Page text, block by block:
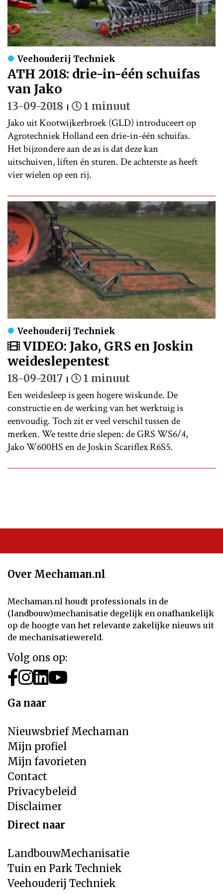
Veehouderij Techniek
ATH 2018: drie-in-één schuifas
van Jako
13-09-2018 1 minuut
Jako uit Kootwijkerbroek (GLD) introduceert op
Agrotechniek Holland een drie-in-één schuifas.
Het bijzondere aan de as is dat deze kan
uitschuiven, liften én sturen. De achterste as heeft
vier wielen op een rij.
Veehouderij Techniek
VIDEO: Jako, GRS en Joskin
weideslepentest
18-09-2017 1 minuut
Een weidesleep is geen hogere wiskunde. De
constructie en de werking van het werktuig is
eenvoudig. Toch zit er veel verschil tussen de
merken. We testte drie slepen: de GRS WS6/4,
Jako W600HS en de Joskin Scariflex R6S5.
Over Mechaman.nl
Mechaman.nl houdt professionals in de
(landbouw)mechanisatie degelijk en onafhankelijk
op de hoogte van het relevante zakelijke nieuws uit
de mechanisatiewereld.
Volg ons op:
Ga naar
Nieuwsbrief Mechaman
Mijn profiel
Mijn favorieten
Contact
Privacybeleid
Disclaimer
Direct naar
LandbouwMechanisatie
Tuin en Park Techniek
Veehouderij Techniek